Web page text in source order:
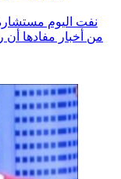
نفت اليوم
من أخبار مفادها